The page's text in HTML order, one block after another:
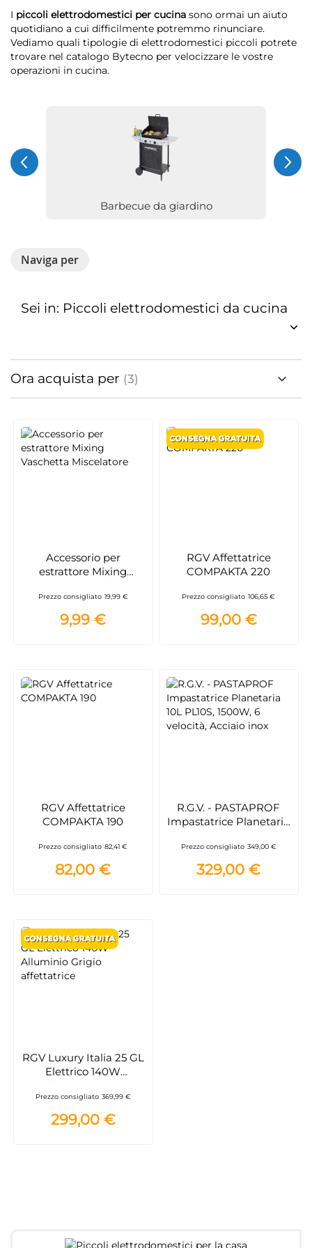
I piccoli elettrodomestici per cucina sono ormai un aiuto
quotidiano a cui difficilmente potremmo rinunciare.
Vediamo quali tipologie di elettrodomestici piccoli potrete
trovare nel catalogo Bytecno per velocizzare le vostre
operazioni in cucina.
Barbecue da giardino
Accessorio per
estrattore Mixing
Prezzo consigliato 19,99 €
9,99 €
RGV Affettatrice
COMPAKTA 220
Prezzo consigliato 106,65 €
99,00 €
RGV Affettatrice
COMPAKTA 190
Prezzo consigliato 82,41 €
82,00 €
R.G.V. - PASTAPROF
Impastatrice Planetaria
velocità, Acciaio inox
Prezzo consigliato 349,00 €
329,00 €
RGV Luxury Italia 25 GL
Elettrico 140W
affettatrice
Prezzo consigliato 369,99 €
299,00 €
Sei in: Piccoli elettrodomestici da cucina
Naviga per
Ora acquista per